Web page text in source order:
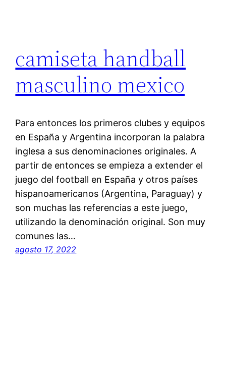
camiseta handball
masculino mexico
Para entonces los primeros clubes y equipos
en España y Argentina incorporan la palabra
inglesa a sus denominaciones originales. A
partir de entonces se empieza a extender el
juego del football en España y otros países
hispanoamericanos (Argentina, Paraguay) y
son muchas las referencias a este juego,
utilizando la denominación original. Son muy
comunes las…
agosto 17, 2022